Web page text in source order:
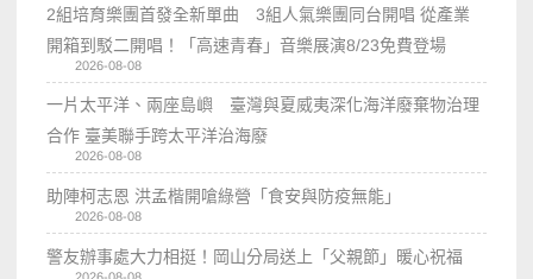
2組培育樂團首發全新單曲 3組人氣樂團同台開唱 從產業
開箱到駁二開唱！「高速青春」音樂展演8/23免費登場
2026-08-08
一片太平洋、兩座島嶼 臺灣與夏威夷深化海洋廢棄物治理
合作 臺美聯手跨太平洋治海廢
2026-08-08
助陣柯志恩 洪孟楷開嗆綠營「食安與防疫無能」
2026-08-08
警友辦事處大力相挺！岡山分局送上「父親節」暖心祝福